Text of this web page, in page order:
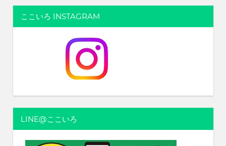
ナ
シ
ョ
ン
ここいろ INSTAGRAM
LINE@ここいろ